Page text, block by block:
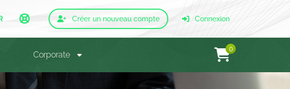
Connexion
Créer un nouveau compte
Corporate
0